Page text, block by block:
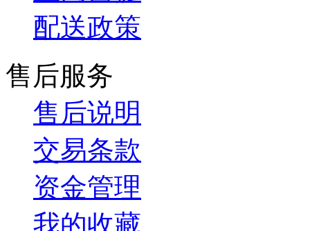
配送政策
售后服务
售后说明
交易条款
资金管理
我的收藏